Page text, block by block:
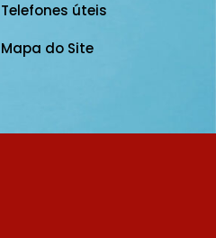
Telefones úteis
Mapa do Site